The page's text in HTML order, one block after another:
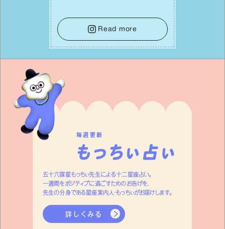
⾝や疲れていそうな⼈をいたわることに
時間を使いましょう。ここでしっかりとエ
ネルギーを蓄え、困難を乗り越える⼒に
変えましょう。
Read more
毎週更新
五十六謀星もっちぃ先生による十二星座占い。
一週間をポジティブに過ごすためのお告げを、
先生の分身である星座案内人・もっちぃがお届けします。
詳しくみる